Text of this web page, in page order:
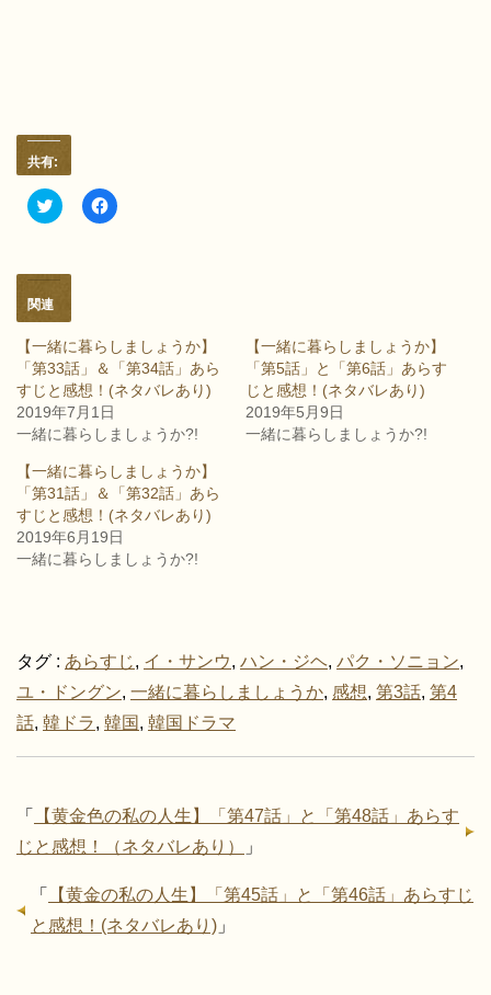
共有:
ク
リ
て
t
e
r
で
共
有
(
新
い
ウ
ィ
ン
ド
ウ
で
開
F
a
有
す
る
に
は
ク
リ
ッ
し
て
だ
さ
い
(
新
ド
ウ
で
開
き
ま
)
関連
【一緒に暮らしましょうか】
「第33話」＆「第34話」あら
すじと感想！(ネタバレあり)
2019年7月1日
一緒に暮らしましょうか?!
【一緒に暮らしましょうか】
「第5話」と「第6話」あらす
じと感想！(ネタバレあり)
2019年5月9日
一緒に暮らしましょうか?!
【一緒に暮らしましょうか】
「第31話」＆「第32話」あら
すじと感想！(ネタバレあり)
2019年6月19日
一緒に暮らしましょうか?!
タグ : あらすじ, イ・サンウ, ハン・ジヘ, パク・ソニョン,
ユ・ドングン, 一緒に暮らしましょうか, 感想, 第3話, 第4
話, 韓ドラ, 韓国 , 韓国ドラマ
「
【黄金色の私の人生】「第47話」と「第48話」あらす
じと感想！（ネタバレあり）
」
「
【黄金の私の人生】「第45話」と「第46話」あらすじ
と感想！(ネタバレあり) 」